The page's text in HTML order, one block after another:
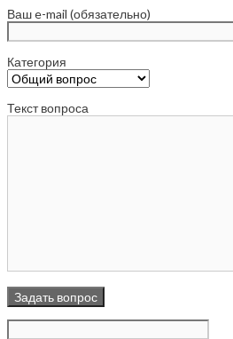
Ваш e-mail (обязательно)
Категория
Текст вопроса